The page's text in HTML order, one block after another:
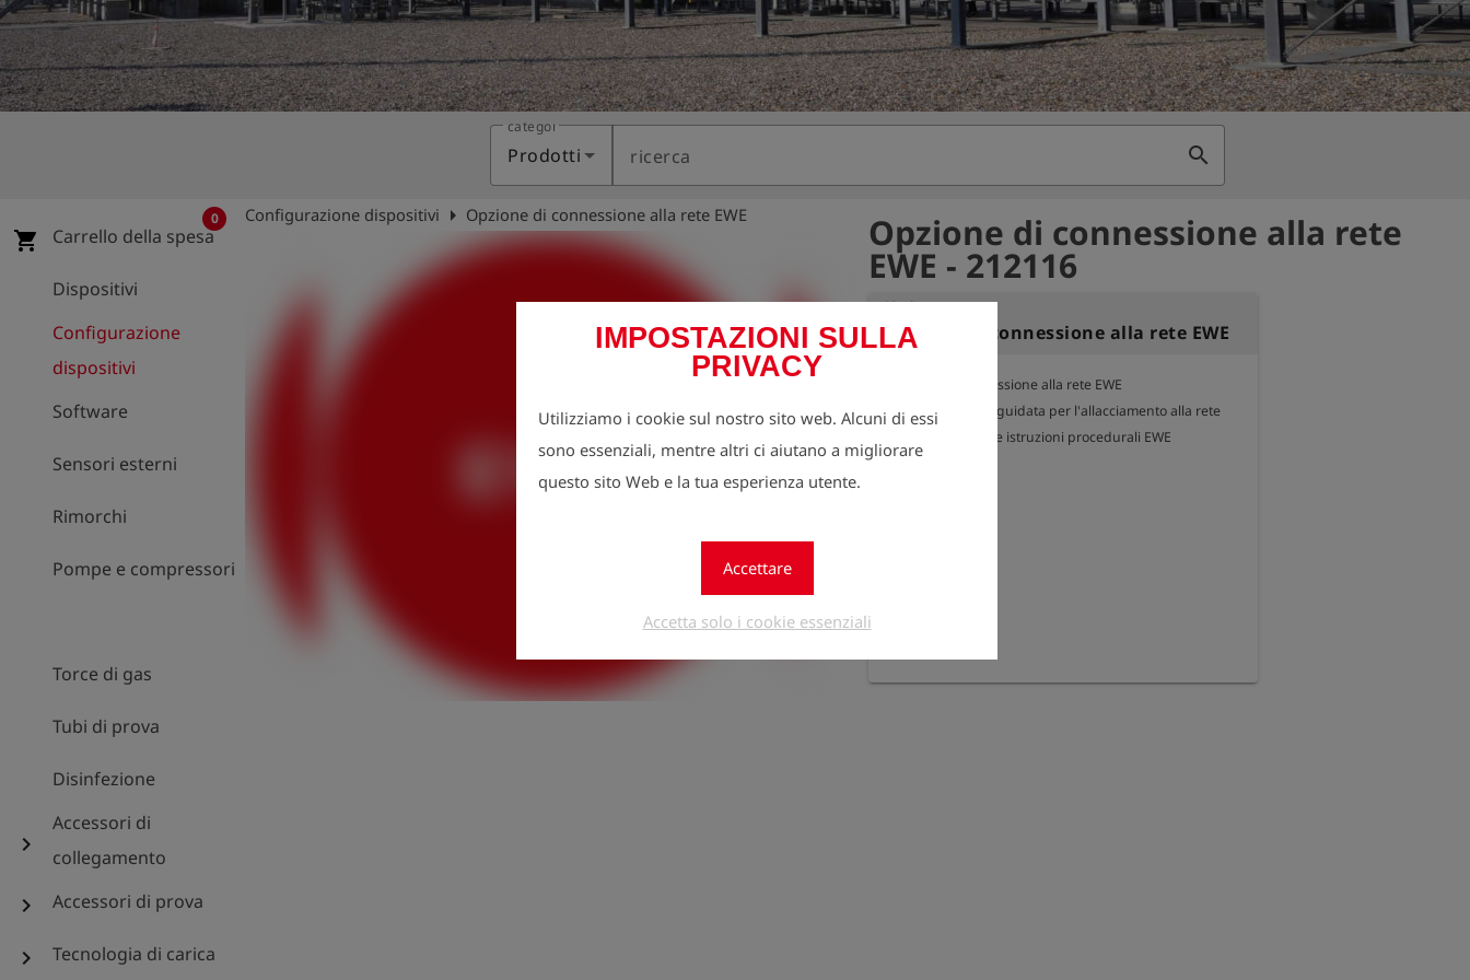
IMPOSTAZIONI SULLA
PRIVACY
Utilizziamo i cookie sul nostro sito web. Alcuni di essi
sono essenziali, mentre altri ci aiutano a migliorare
questo sito Web e la tua esperienza utente.
Accettare
Accetta solo i cookie essenziali
categoria
Prodotti ricerca search
shopping_cart Carrello della spesa
0
Dispositivi
Configurazione
dispositivi
Software
Sensori esterni
Rimorchi
Pompe e compressori
Torce di gas
Tubi di prova
Disinfezione
chevron_right
Accessori di
collegamento
chevron_right Accessori di prova
chevron_right Tecnologia di carica
Configurazione dispositivi arrow_right Opzione di connessione alla rete EWE Opzione di connessione alla rete
EWE - 212116
Variante:
Opzione di connessione alla rete EWE
Opzione di connessione alla rete EWE
Procedura di test guidata per l'allacciamento alla rete
del gas secondo le istruzioni procedurali EWE